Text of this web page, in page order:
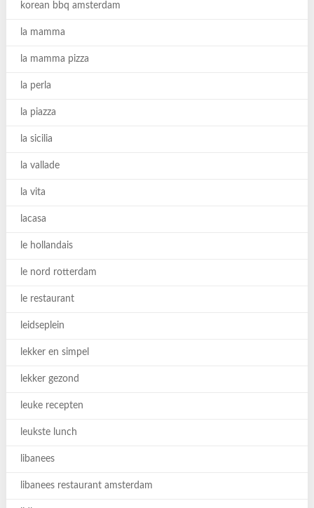
korean bbq amsterdam
la mamma
la mamma pizza
la perla
la piazza
la sicilia
la vallade
la vita
lacasa
le hollandais
le nord rotterdam
le restaurant
leidseplein
lekker en simpel
lekker gezond
leuke recepten
leukste lunch
libanees
libanees restaurant amsterdam